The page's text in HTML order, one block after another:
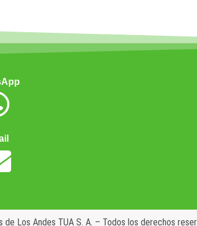
Los Andes TUA S. A. – Todos los derechos